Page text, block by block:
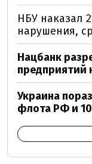
НБУ наказал
нарушения,
Нацбанк
предприятий
Украина
флота РФ и 10